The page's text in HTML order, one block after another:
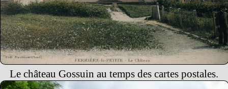
Le château Gossuin au temps des cartes postales.